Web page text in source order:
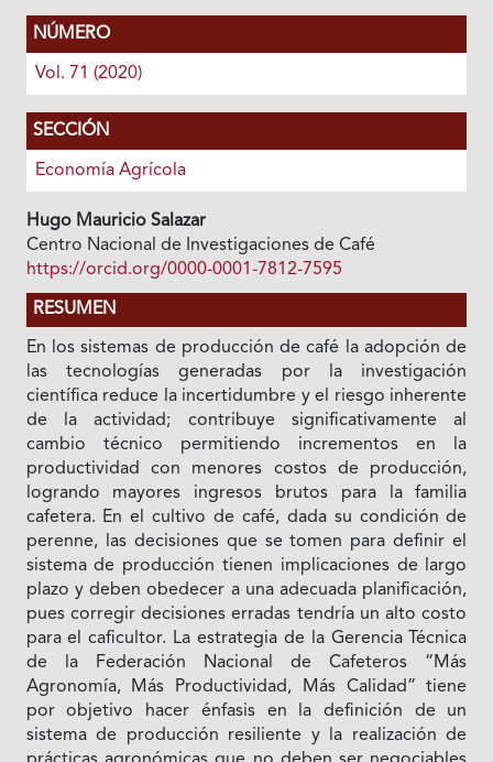
NÚMERO
Vol. 71 (2020)
SECCIÓN
Economía Agrícola
Hugo Mauricio Salazar
Centro Nacional de Investigaciones de Café
https://orcid.org/0000-0001-7812-7595
RESUMEN
En los sistemas de producción de café la adopción de
las tecnologías generadas por la investigación
científica reduce la incertidumbre y el riesgo inherente
de la actividad; contribuye significativamente al
cambio técnico permitiendo incrementos en la
productividad con menores costos de producción,
logrando mayores ingresos brutos para la familia
cafetera. En el cultivo de café, dada su condición de
perenne, las decisiones que se tomen para definir el
sistema de producción tienen implicaciones de largo
plazo y deben obedecer a una adecuada planificación,
pues corregir decisiones erradas tendría un alto costo
para el caficultor. La estrategia de la Gerencia Técnica
de la Federación Nacional de Cafeteros “Más
Agronomía, Más Productividad, Más Calidad” tiene
por objetivo hacer énfasis en la definición de un
sistema de producción resiliente y la realización de